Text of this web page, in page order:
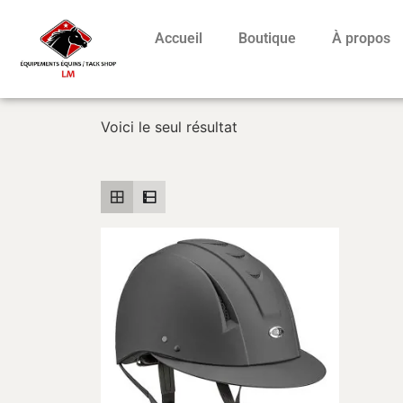
Accueil Boutique À propos
Voici le seul résultat